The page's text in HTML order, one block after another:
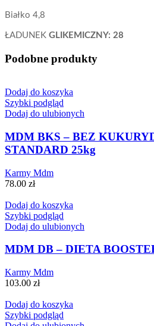
Białko 4,8
ŁADUNEK GLIKEMICZNY: 28
Podobne produkty
Dodaj do koszyka
Szybki podgląd
Dodaj do ulubionych
MDM BKS – BEZ
STANDARD 25kg
Karmy Mdm
78.00 zł
Dodaj do koszyka
Szybki podgląd
Dodaj do ulubionych
MDM DB – DIETA
Karmy Mdm
103.00 zł
Dodaj do koszyka
Szybki podgląd